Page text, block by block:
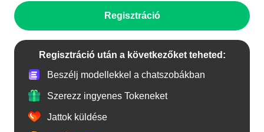
Regisztráció
Regisztráció után a következőket teheted:
Beszélj modellekkel a chatszobákban
Szerezz ingyenes Tokeneket
Jattok küldése